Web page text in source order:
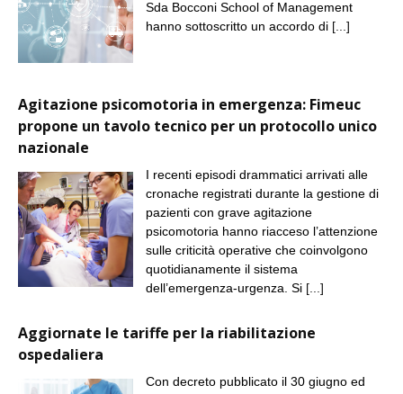
Sda Bocconi School of Management
hanno sottoscritto un accordo di [...]
Agitazione psicomotoria in emergenza: Fimeuc
propone un tavolo tecnico per un protocollo unico
nazionale
I recenti episodi drammatici arrivati alle
cronache registrati durante la gestione di
pazienti con grave agitazione
psicomotoria hanno riacceso l’attenzione
sulle criticità operative che coinvolgono
quotidianamente il sistema
dell’emergenza-urgenza. Si [...]
Aggiornate le tariffe per la riabilitazione
ospedaliera
Con decreto pubblicato il 30 giugno ed